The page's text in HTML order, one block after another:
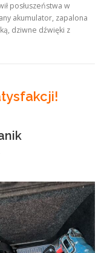
posłuszeństwa w
akumulator, zapalona
dziwne dźwięki z